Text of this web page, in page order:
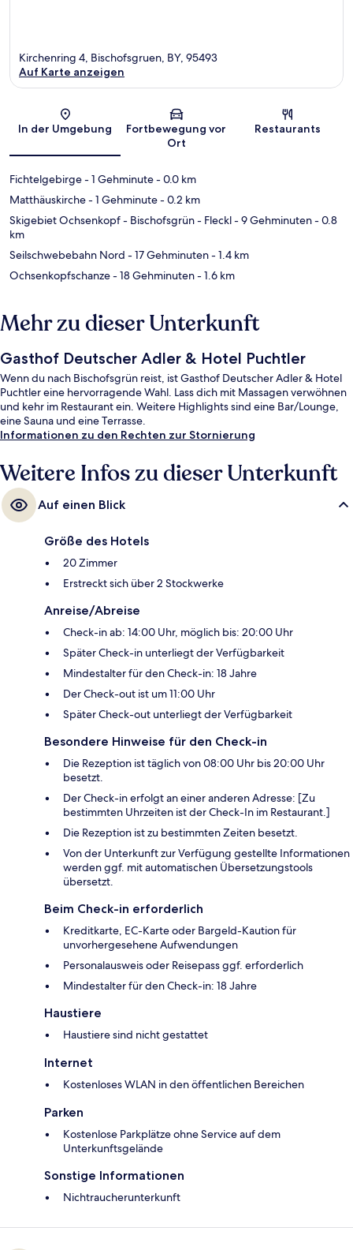
Karte
Kirchenring 4, Bischofsgruen, BY, 95493
Auf Karte anzeigen
In der Umgebung
Fortbewegung vor
Ort
Restaurants
Fichtelgebirge- 1 Gehminute- 0.0 km
Matthäuskirche- 1 Gehminute- 0.2 km
Skigebiet Ochsenkopf - Bischofsgrün - Fleckl- 9 Gehminuten- 0.8
km
Seilschwebebahn Nord - 17 Gehminuten- 1.4 km
Ochsenkopfschanze- 18 Gehminuten- 1.6 km
Mehr zu dieser Unterkunft
Gasthof Deutscher Adler & Hotel Puchtler
Wenn du nach Bischofsgrün reist, ist Gasthof Deutscher Adler & Hotel
Puchtler eine hervorragende Wahl. Lass dich mit Massagen verwöhnen
und kehr im Restaurant ein. Weitere Highlights sind eine Bar/Lounge,
eine Sauna und eine Terrasse.
Informationen zu den Rechten zur Stornierung
Weitere Infos zu dieser Unterkunft
Auf einen Blick
Größe des Hotels
20 Zimmer
Erstreckt sich über 2 Stockwerke
Anreise/Abreise
Check-in ab: 14:00 Uhr, möglich bis: 20:00 Uhr
Später Check-in unterliegt der Verfügbarkeit
Mindestalter für den Check-in: 18 Jahre
Der Check-out ist um 11:00 Uhr
Später Check-out unterliegt der Verfügbarkeit
Besondere Hinweise für den Check-in
Die Rezeption ist täglich von 08:00 Uhr bis 20:00 Uhr
besetzt.
Der Check-in erfolgt an einer anderen Adresse: [Zu
bestimmten Uhrzeiten ist der Check-In im Restaurant.]
Die Rezeption ist zu bestimmten Zeiten besetzt.
Von der Unterkunft zur Verfügung gestellte Informationen
werden ggf. mit automatischen Übersetzungstools
übersetzt.
Beim Check-in erforderlich
Kreditkarte, EC-Karte oder Bargeld-Kaution für
unvorhergesehene Aufwendungen
Personalausweis oder Reisepass ggf. erforderlich
Mindestalter für den Check-in: 18 Jahre
Haustiere
Haustiere sind nicht gestattet
Internet
Kostenloses WLAN in den öffentlichen Bereichen
Parken
Kostenlose Parkplätze ohne Service auf dem
Unterkunftsgelände
Sonstige Informationen
Nichtraucherunterkunft